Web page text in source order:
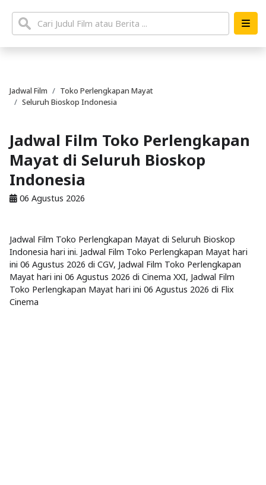
Jadwal Film
Toko Perlengkapan Mayat
Seluruh Bioskop Indonesia
Jadwal Film Toko Perlengkapan
Mayat di Seluruh Bioskop
Indonesia
06 Agustus 2026
Jadwal Film Toko Perlengkapan Mayat di Seluruh Bioskop
Indonesia hari ini. Jadwal Film Toko Perlengkapan Mayat hari
ini 06 Agustus 2026 di CGV, Jadwal Film Toko Perlengkapan
Mayat hari ini 06 Agustus 2026 di Cinema XXI, Jadwal Film
Toko Perlengkapan Mayat hari ini 06 Agustus 2026 di Flix
Cinema